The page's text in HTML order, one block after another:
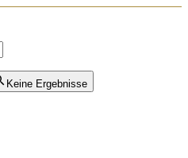
Keine Ergebnisse